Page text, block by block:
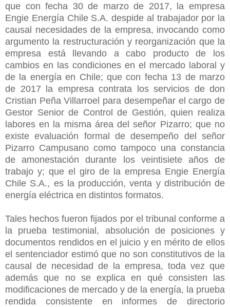
que con fecha 30 de marzo de 2017, la empresa
Engie Energía Chile S.A. despide al trabajador por la
causal necesidades de la empresa, invocando como
argumento la restructuración y reorganización que la
empresa está llevando a cabo producto de los
cambios en las condiciones en el mercado laboral y
de la energía en Chile; que con fecha 13 de marzo
de 2017 la empresa contrata los servicios de don
Cristian Peña Villarroel para desempeñar el cargo de
Gestor Senior de Control de Gestión, quien realiza
labores en la misma área del señor Pizarro; que no
existe evaluación formal de desempeño del señor
Pizarro Campusano como tampoco una constancia
de amonestación durante los veintisiete años de
trabajo y; que el giro de la empresa Engie Energía
Chile S.A., es la producción, venta y distribución de
energía eléctrica en distintos formatos.
Tales hechos fueron fijados por el tribunal conforme a
la prueba testimonial, absolución de posiciones y
documentos rendidos en el juicio y en mérito de ellos
el sentenciador estimó que no son constitutivos de la
causal de necesidad de la empresa, toda vez que
además que no se explica en qué consisten las
modificaciones de mercado y de la energía, la prueba
rendida consistente en informes de directorio